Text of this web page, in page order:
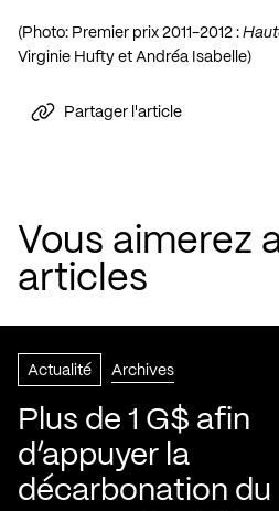
(Photo: Premier prix 2011-2012 :
Virginie Hufty et Andréa Isabelle)
Partager l'article
Vous aimerez
articles
Actualité Archives
Plus de 1 G$ afin
d’appuyer la
décarbonation du